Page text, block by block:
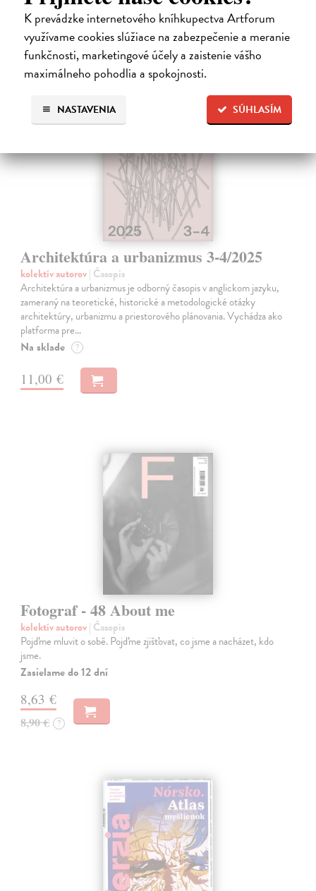
K prevádzke internetového kníhkupectva Artforum
využívame cookies slúžiace na zabezpečenie a meranie
funkčnosti, marketingové účely a zaistenie vášho
maximálneho pohodlia a spokojnosti.
SÚHLASÍM
NASTAVENIA
5,00 €
na sklade
Architektúra a urbanizmus 3-4/2025
kolektív autorov| Časopis
Architektúra a urbanizmus je odborný časopis v anglickom jazyku,
zameraný na teoretické, historické a metodologické otázky
architektúry, urbanizmu a priestorového plánovania. Vychádza ako
platforma pre…
Na sklade ?
11,00 €
Fotograf - 48 About me
kolektív autorov| Časopis
Pojďme mluvit o sobě. Pojďme zjišťovat, co jsme a nacházet, kdo
jsme.
Zasielame do 12 dní
8,63 €
8,90 € ?